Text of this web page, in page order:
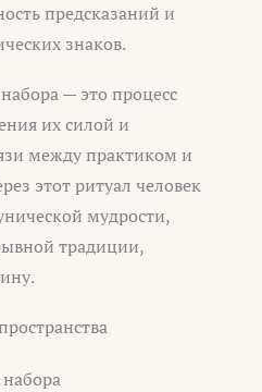
предсказаний и
знаков.
— это процесс
их силой и
между практиком и
этот ритуал человек
мудрости,
традиции,